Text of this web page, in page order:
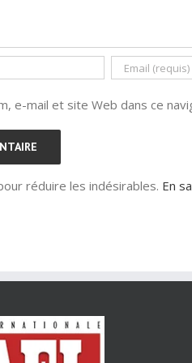
e-mail et site Web dans ce
réduire les indésirables. En